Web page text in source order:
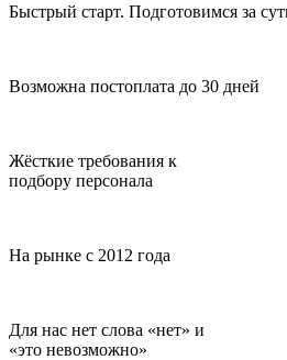
Быстрый старт. Подготовимся за
Возможна постоплата до 30 дней
Жёсткие требования к
подбору персонала
На рынке с 2012 года
Для нас нет слова «нет» и
«это невозможно»